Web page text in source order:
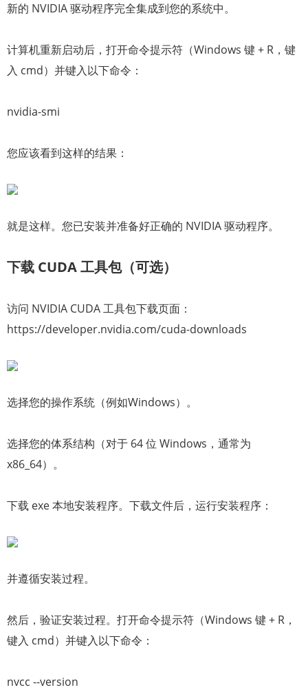
新的 NVIDIA 驱动程序完全集成到您的系统中。
计算机重新启动后，打开命令提示符（Windows 键 + R，键
入 cmd）并键入以下命令：
nvidia-smi
您应该看到这样的结果：
就是这样。您已安装并准备好正确的 NVIDIA 驱动程序。
下载 CUDA 工具包（可选）
访问 NVIDIA CUDA 工具包下载页面：
https://developer.nvidia.com/cuda-downloads
选择您的操作系统（例如Windows）。
选择您的体系结构（对于 64 位 Windows，通常为
x86_64）。
下载 exe 本地安装程序。下载文件后，运行安装程序：
并遵循安装过程。
然后，验证安装过程。打开命令提示符（Windows 键 + R，
键入 cmd）并键入以下命令：
nvcc --version